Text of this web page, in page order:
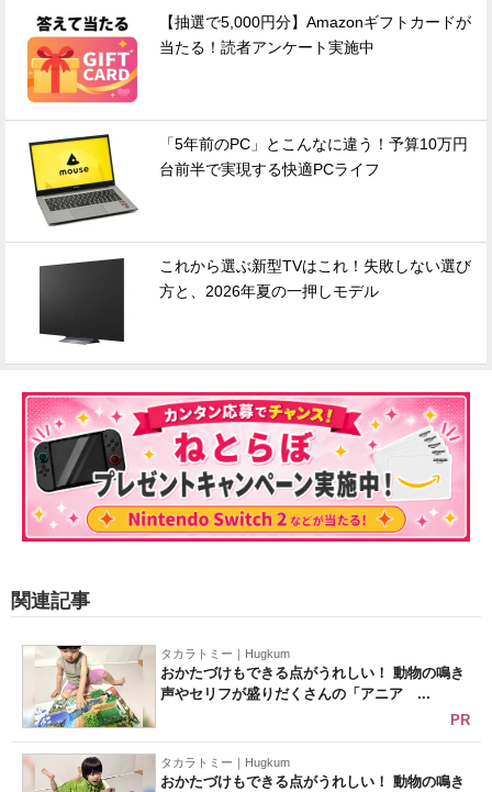
【抽選で5,000円分】Amazonギフトカードが
当たる！読者アンケート実施中
「5年前のPC」とこんなに違う！予算10万円
台前半で実現する快適PCライフ
これから選ぶ新型TVはこれ！失敗しない選び
方と、2026年夏の一押しモデル
関連記事
タカラトミー｜Hugkum
おかたづけもできる点がうれしい！ 動物の鳴き
声やセリフが盛りだくさんの「アニア ...
PR
タカラトミー｜Hugkum
おかたづけもできる点がうれしい！ 動物の鳴き